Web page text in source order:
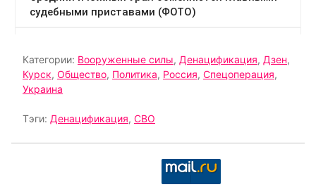
Категории: Вооруженные силы, Денацификация, Дзен,
Курск, Общество, Политика, Россия, Спецоперация,
Украина
Тэги: Денацификация, СВО